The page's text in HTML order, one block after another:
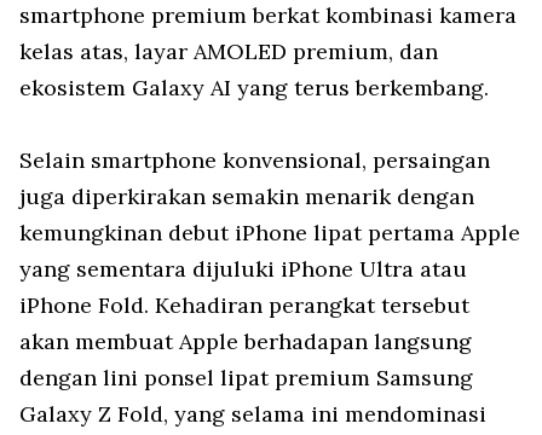
smartphone premium berkat kombinasi kamera
kelas atas, layar AMOLED premium, dan
ekosistem Galaxy AI yang terus berkembang.
Selain smartphone konvensional, persaingan
juga diperkirakan semakin menarik dengan
kemungkinan debut iPhone lipat pertama Apple
yang sementara dijuluki iPhone Ultra atau
iPhone Fold. Kehadiran perangkat tersebut
akan membuat Apple berhadapan langsung
dengan lini ponsel lipat premium Samsung
Galaxy Z Fold, yang selama ini mendominasi